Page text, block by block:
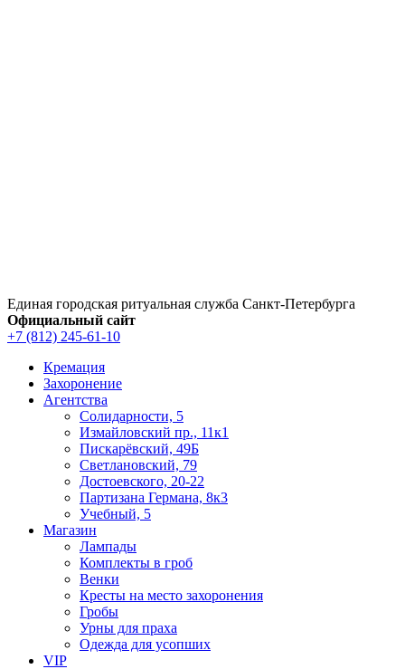
Единая городская ритуальная служба Санкт‑Петербурга
Официальный сайт
+7 (812) 245-61-10
Кремация
Захоронение
Агентства
Солидарности, 5
Измайловский пр., 11к1
Пискарёвский, 49Б
Светлановский, 79
Достоевского, 20-22
Партизана Германа, 8к3
Учебный, 5
Магазин
Лампады
Комплекты в гроб
Венки
Кресты на место захоронения
Гробы
Урны для праха
Одежда для усопших
VIP